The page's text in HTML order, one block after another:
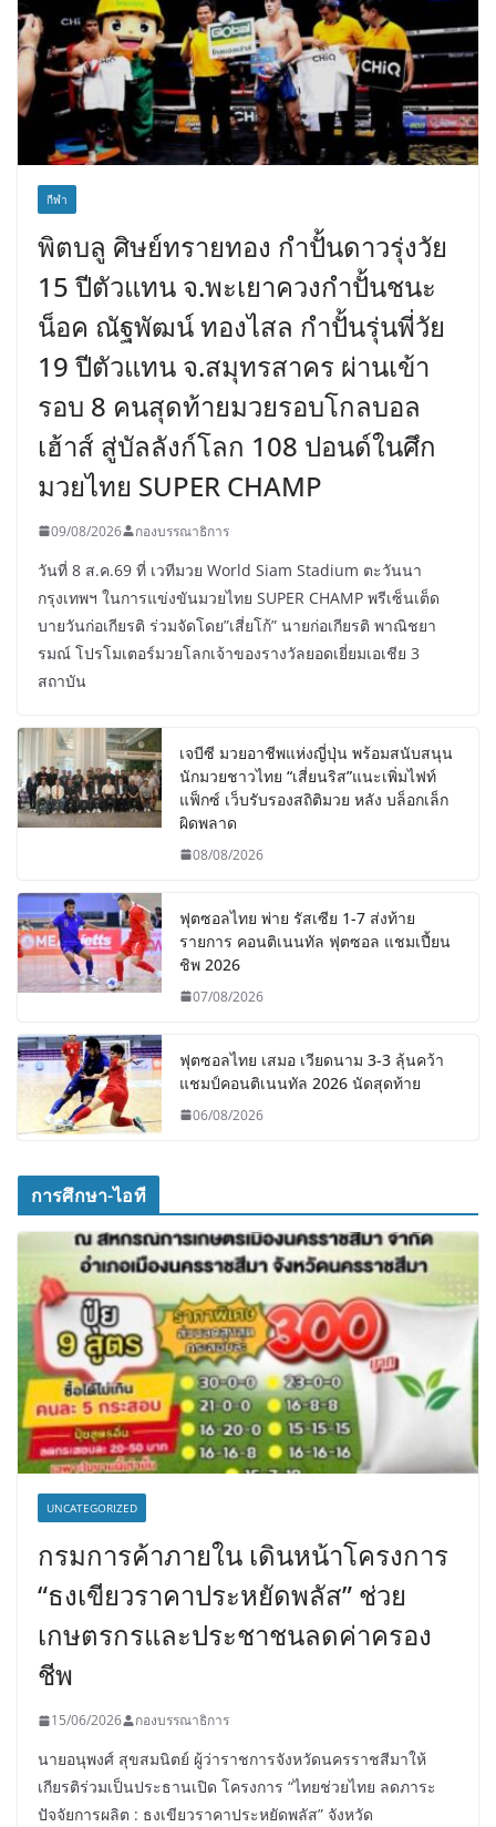
กีฬา
พิตบลู ศิษย์ทรายทอง กำปั้นดาวรุ่งวัย
15 ปีตัวแทน จ.พะเยาควงกำปั้นชนะ
น็อค ณัฐพัฒน์ ทองไสล กำปั้นรุ่นพี่วัย
19 ปีตัวแทน จ.สมุทรสาคร ผ่านเข้า
รอบ 8 คนสุดท้ายมวยรอบโกลบอล
เฮ้าส์ สู่บัลลังก์โลก 108 ปอนด์ในศึก
มวยไทย SUPER CHAMP
09/08/2026 กองบรรณาธิการ
วันที่ 8 ส.ค.69 ที่ เวทีมวย World Siam Stadium ตะวันนา
กรุงเทพฯ ในการแข่งขันมวยไทย SUPER CHAMP พรีเซ็นเต็ด
บายวันก่อเกียรติ ร่วมจัดโดย”เสี่ยโก้” นายก่อเกียรติ พาณิชยา
รมณ์ โปรโมเตอร์มวยโลกเจ้าของรางวัลยอดเยี่ยมเอเชีย 3
สถาบัน
เจบีซี มวยอาชีพแห่งญี่ปุ่น พร้อมสนับสนุน
นักมวยชาวไทย “เสี่ยนริส”แนะเพิ่มไฟท์
แฟ็กซ์ เว็บรับรองสถิติมวย หลัง บล็อกเล็ก
ผิดพลาด
08/08/2026
ฟุตซอลไทย พ่าย รัสเซีย 1-7 ส่งท้าย
รายการ คอนติเนนทัล ฟุตซอล แชมเปี้ยน
ชิพ 2026
07/08/2026
ฟุตซอลไทย เสมอ เวียดนาม 3-3 ลุ้นคว้า
แชมป์คอนติเนนทัล 2026 นัดสุดท้าย
06/08/2026
การศึกษา-ไอที
UNCATEGORIZED
กรมการค้าภายใน เดินหน้าโครงการ
“ธงเขียวราคาประหยัดพลัส” ช่วย
เกษตรกรและประชาชนลดค่าครอง
ชีพ
15/06/2026 กองบรรณาธิการ
นายอนุพงศ์ สุขสมนิตย์ ผู้ว่าราชการจังหวัดนครราชสีมาให้
เกียรติร่วมเป็นประธานเปิด โครงการ “ไทยช่วยไทย ลดภาระ
ปัจจัยการผลิต : ธงเขียวราคาประหยัดพลัส” จังหวัด